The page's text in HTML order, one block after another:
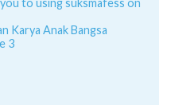
to using suksmafess on
Karya Anak Bangsa
3